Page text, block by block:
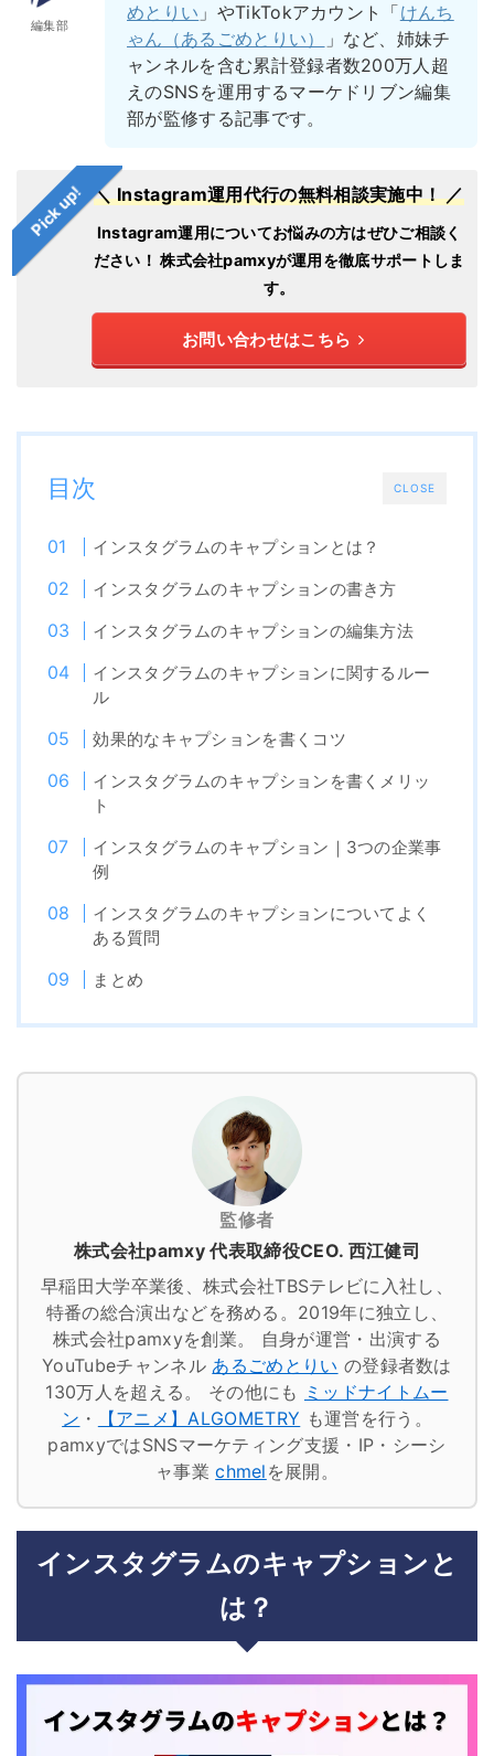
編集部
めとりい 」やTikTokアカウント「けんち
ゃん（あるごめとりい）
」など、姉妹チ
ャンネルを含む累計登録者数200万人超
えのSNSを運用するマーケドリブン編集
部が監修する記事です。
Pick up! ＼ Instagram運用代行の無料相談実施中！ ／
Instagram運用についてお悩みの方はぜひご相談く
ださい！ 株式会社pamxyが運用を徹底サポートしま
す。
お問い合わせはこちら
CLOSE
目次
インスタグラムのキャプションとは？
インスタグラムのキャプションの書き方
インスタグラムのキャプションの編集方法
インスタグラムのキャプションに関するルー
ル
効果的なキャプションを書くコツ
インスタグラムのキャプションを書くメリッ
ト
インスタグラムのキャプション｜3つの企業事
例
インスタグラムのキャプションについてよく
ある質問
まとめ
監修者
株式会社pamxy 代表取締役CEO. 西江健司
早稲田大学卒業後、株式会社TBSテレビに入社し、
特番の総合演出などを務める。2019年に独立し、
株式会社pamxyを創業。
自身が運営・出演する
YouTubeチャンネル あるごめとりい の登録者数は
130万人を超える。
その他にも ミッドナイトムー
ン ・ 【アニメ】ALGOMETRY も運営を行う。
pamxyではSNSマーケティング支援・IP・シーシ
ャ事業chmel を展開。
インスタグラムのキャプションと
は？